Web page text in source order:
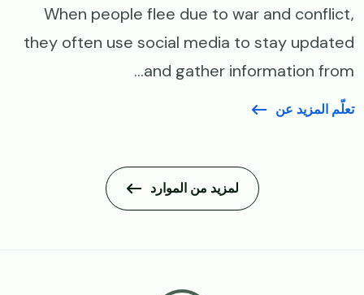
When people flee due to war and conflict,
they often use social media to stay updated
and gather information from...
تعلّم المزيد عن
لمزيد من الموارد